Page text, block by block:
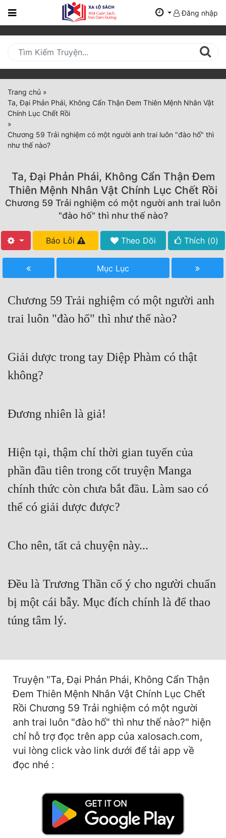
Trang
Mới
Cập
Nhật
(current)
BXH
Thể Loại
Truyện Mới Ra
Hoàn Thành
Free
Truyện Dịch
Truyện Nhập Môn
Xa Lộ Dịch
Cạnh Kỹ
Cổ Đại
Dã Sử
Dị Năng
Góc Nhìn Nam
Góc Nhìn Nữ
Huyền Huyễn
Hài Hước
Hệ Thống
Học Đường
Khoa Huyễn
Khoa Huyễn Không Gian
Đăng nhập
Trang chủ »
Ta, Đại Phản Phái, Không Cẩn Thận Đem Thiên Mệnh Nhân Vật
Chính Lục Chết Rồi
»
Chương 59 Trải nghiệm có một người anh trai luôn "đào hố" thì
như thế nào?
Ta, Đại Phản Phái, Không Cẩn Thận Đem
Thiên Mệnh Nhân Vật Chính Lục Chết Rồi
Chương 59 Trải nghiệm có một người anh trai luôn
"đào hố" thì như thế nào?
Báo Lỗi Theo Dõi Thích (0)
Mục Lục
Chương 59 Trải nghiệm có một người anh
trai luôn "đào hố" thì như thế nào?
Giải dược trong tay Diệp Phàm có thật
không?
Đương nhiên là giả!
Hiện tại, thậm chí thời gian tuyến của
phần đầu tiên trong cốt truyện Manga
chính thức còn chưa bắt đầu. Làm sao có
thể có giải dược được?
Cho nên, tất cả chuyện này...
Đều là Trương Thần cố ý cho người chuẩn
bị một cái bẫy. Mục đích chính là để thao
túng tâm lý.
Truyện "Ta, Đại Phản Phái, Không Cẩn Thận
Đem Thiên Mệnh Nhân Vật Chính Lục Chết
Rồi Chương 59 Trải nghiệm có một người
anh trai luôn "đào hố" thì như thế nào?" hiện
chỉ hỗ trợ đọc trên app của xalosach.com,
vui lòng click vào link dưới để tải app về
đọc nhé :